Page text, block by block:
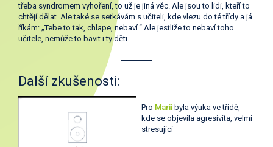
třeba syndromem vyhoření, to už je jiná věc. Ale jsou to lidi, kteří to
chtějí dělat. Ale také se setkávám s učiteli, kde vlezu do té třídy a já
říkám: „Tebe to tak, chlape, nebaví.“ Ale jestliže to nebaví toho
učitele, nemůže to bavit i ty děti.
Další zkušenosti:
Pro Marii byla výuka ve třídě,
kde se objevila agresivita, velmi
stresující